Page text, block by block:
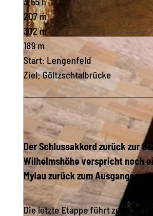
© Archiv Stadt Reichenbach | KI-optimiert | CC-BY-ND
207 m
302 m
189 m
Start: Lengenfeld
Ziel: Göltzschtalbrücke
Der Schlussakkord zurück zur
Wilhelmshöhe verspricht noch
Mylau zurück zum
Die letzte Etappe führt zunächst